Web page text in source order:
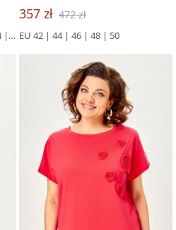
EU 42 | 44 | 46 | 48 | 50 | 52 | 54 | 56
357 zł 472 zł
EU 42 | 44 | 46 | 48 | 50